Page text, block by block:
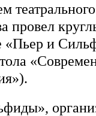
провел
«Пьер и